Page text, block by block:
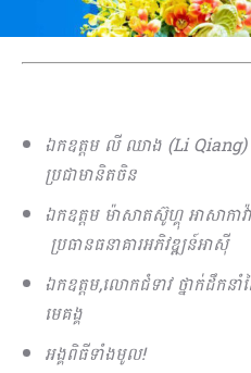
ឯកឧត្តម លី ឈាង (Li Qiang)
ប្រជាមានិតចិន
ឯកឧត្តម ម៉ាសាតស៊ូហ្គុ អាសាកាវ៉ា​
ប្រធានធនាគារអភិវឌ្ឍន៍អាស៊ី​
ឯកឧត្តម,លោកជំទាវ ថ្នាក់ដឹក
មេគង្គ
អង្គពិធីទាំងមូល!